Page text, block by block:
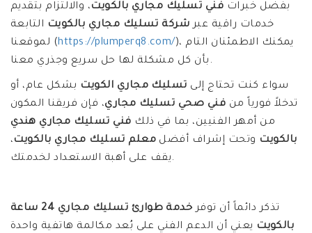
بفضل خبرات فني تسليك مجاري بالكويت، والالتزام بتقديم
خدمات راقية عبر شركة تسليك مجاري بالكويت التابعة
لموقعنا (https://plumperq8.com/)، يمكنك الاطمئنان التام
بأن كل مشكلة لها حل سريع وجذري معنا.
سواء كنت تحتاج إلى تسليك مجاري الكويت بشكل عام، أو
تدخلاً فورياً من فني صحي تسليك مجاري، فإن فريقنا المكون
من أمهر الفنيين، بما في ذلك فني تسليك مجاري هندي
بالكويت وتحت إشراف أفضل معلم تسليك مجاري بالكويت،
يقف على أهبة الاستعداد لخدمتك.
تذكر دائماً أن توفر
خدمة طوارئ تسليك مجاري 24 ساعة
بالكويت يعني أن الدعم الفني على بُعد مكالمة هاتفية واحدة